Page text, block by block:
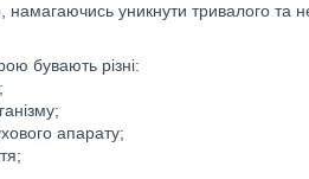
намагаючись уникнути тривалого та
бувають різні:
апарату;